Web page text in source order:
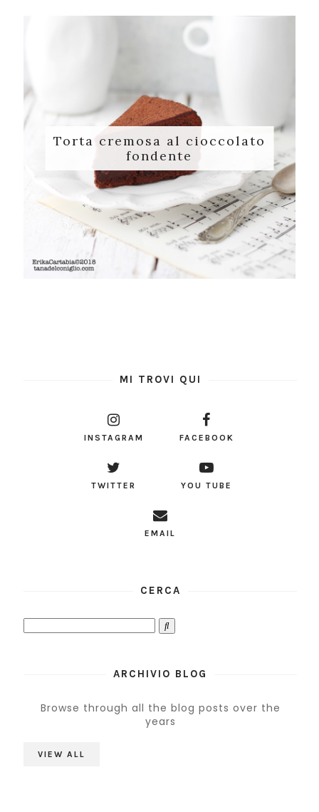
Torta cremosa al cioccolato
fondente
MI TROVI QUI
INSTAGRAM FACEBOOK
TWITTER YOU TUBE
EMAIL
CERCA
ARCHIVIO BLOG
Browse through all the blog posts over the
years
VIEW ALL